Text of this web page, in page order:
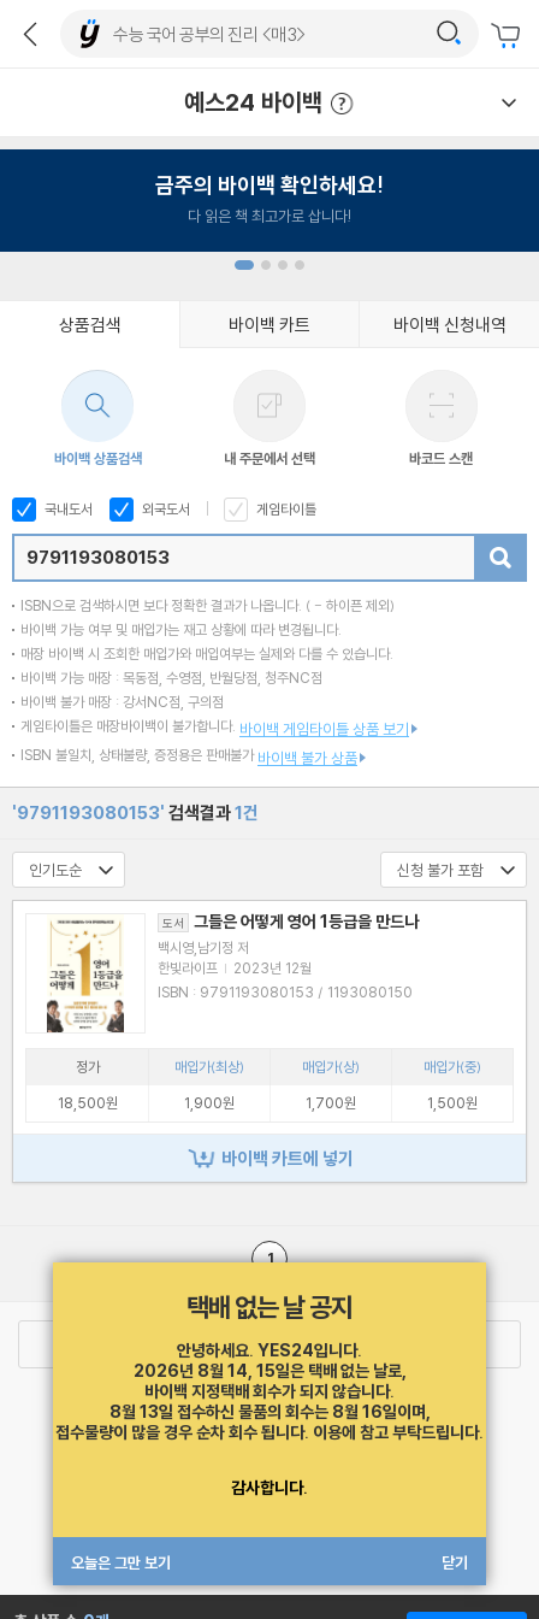
예스24 바이백
금주의 바이백 확인하세요!
다 읽은 책 최고가로 삽니다!
상품검색 바이백 카트 바이백 신청내역
바이백 상품검색 내 주문에서 선택 바코드 스캔
국내도서 외국도서 게임타이틀
ISBN으로 검색하시면 보다 정확한 결과가 나옵니다. ( - 하이픈 제외)
바이백 가능 여부 및 매입가는 재고 상황에 따라 변경됩니다.
매장 바이백 시 조회한 매입가와 매입여부는 실제와 다를 수 있습니다.
바이백 가능 매장 : 목동점, 수영점, 반월당점, 청주NC점
바이백 불가 매장 : 강서NC점, 구의점
게임타이틀은 매장바이백이 불가합니다. 바이백 게임타이틀 상품 보기
ISBN 불일치, 상태불량, 증정용은 판매불가 바이백 불가 상품
'9791193080153' 검색결과1건
도서 그들은 어떻게 영어 1등급을 만드나
백시영,남기정 저
한빛라이프 | 2023년 12월
ISBN : 9791193080153 / 1193080150
정가 매입가(최상) 매입가(상)
매입가(중)
18,500원
1,900원 1,700원 1,500원
바이백 카트에 넣기
1
택배 없는 날 공지
안녕하세요. YES24입니다.
2026년 8월 14, 15일은 택배 없는 날로,
바이백 지정택배 회수가 되지 않습니다.
8월 13일 접수하신 물품의 회수는 8월 16일이며,
접수물량이 많을 경우 순차 회수 됩니다. 이용에 참고 부탁드립니다.
감사합니다.
오늘은 그만 보기 닫기
최근 본 상품
고객센터 1544-3800 티켓 1544-6399
중고샵 1566-4295
eBook 1:1문의/채팅상담
개인정보처리방침
도서홍보
광고
MATOM8